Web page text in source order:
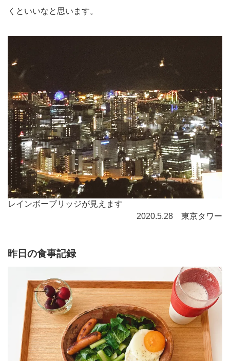
くといいなと思います。
レインボーブリッジが見えます
2020.5.28 東京タワー
昨日の食事記録